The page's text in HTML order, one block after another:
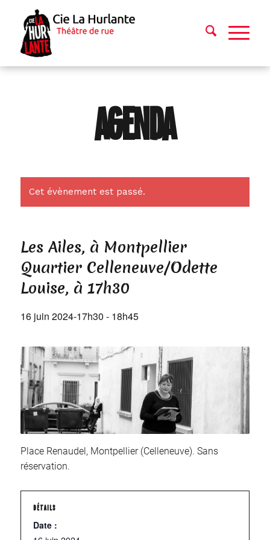
AGENDA
Cet évènement est passé.
Les Ailes, à Montpellier
Quartier Celleneuve/Odette
Louise, à 17h30
16 juin 2024-17h30 - 18h45
Place Renaudel, Montpellier (Celleneuve). Sans
réservation.
DÉTAILS
Date :